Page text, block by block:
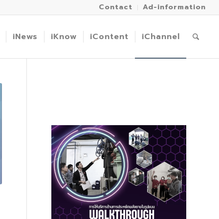
Contact Ad-information
iNews iKnow iContent iChannel